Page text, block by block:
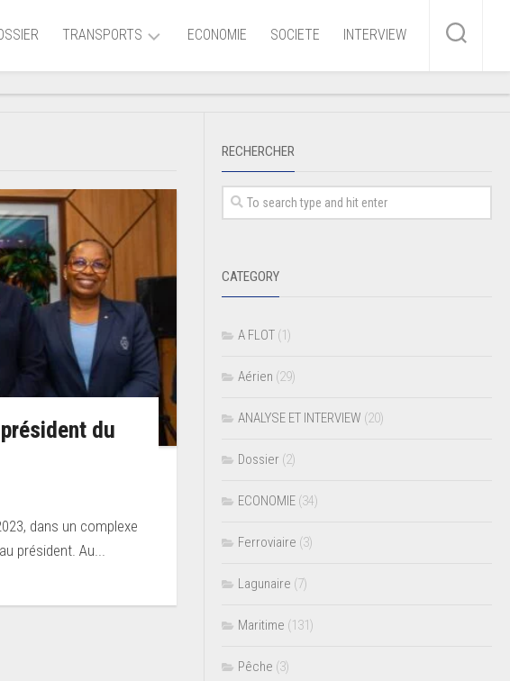
TRANSPORTS
Aérien
Routier
Ferroviaire
Lagunaire
ECONOMIE SOCIETE INTERVIEW
du
dans un complexe
président. Au...
RECHERCHER
CATEGORY
A FLOT (1)
Aérien (29)
ANALYSE ET INTERVIEW (20)
Dossier (2)
ECONOMIE (34)
Ferroviaire (3)
Lagunaire (7)
Maritime (131)
Pêche (3)